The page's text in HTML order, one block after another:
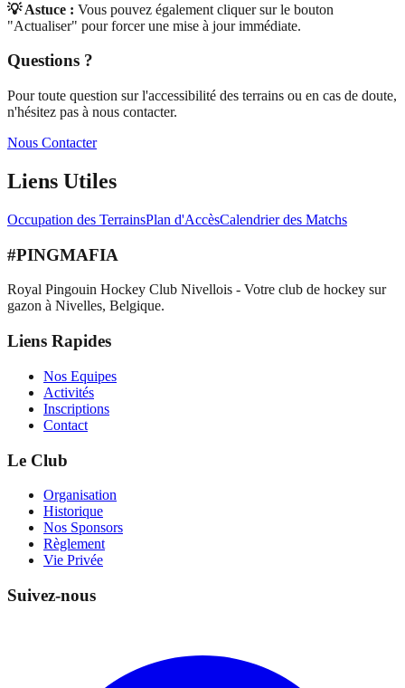
💡 Astuce : Vous pouvez également cliquer sur le bouton
"Actualiser" pour forcer une mise à jour immédiate.
Questions ?
Pour toute question sur l'accessibilité des terrains ou en cas de doute,
n'hésitez pas à nous contacter.
Nous Contacter
Liens Utiles
Occupation des TerrainsPlan d'AccèsCalendrier des Matchs
#PINGMAFIA
Royal Pingouin Hockey Club Nivellois - Votre club de hockey sur
gazon à Nivelles, Belgique.
Liens Rapides
Nos Equipes
Activités
Inscriptions
Contact
Le Club
Organisation
Historique
Nos Sponsors
Règlement
Vie Privée
Suivez-nous